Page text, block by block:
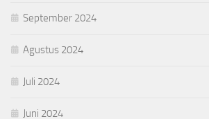
September 2024
Agustus 2024
Juli 2024
Juni 2024